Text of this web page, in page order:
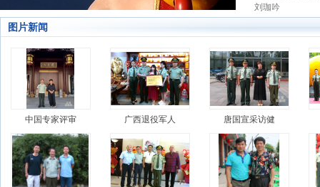
刘珈吟
图片新闻
中国专家评审 广西退役军人 唐国宣采访健